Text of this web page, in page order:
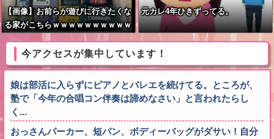
【画像】お前らが遊びに行きたくな
る家がこちらｗｗｗｗｗｗｗｗｗｗ
ｗｗｗｗｗｗｗｗｗｗｗｗｗｗｗｗ
ｗｗｗｗｗｗ
元カレ4年ひきずってる。
今アクセスが集中しています！
娘は部活に入らずにピアノとバレエを続けてる。ところが、
塾で「今年の合唱コン伴奏は諦めなさい」と言われたらし
く...
おっさんパーカー、短パン、ボディーバッグがダサい！自分